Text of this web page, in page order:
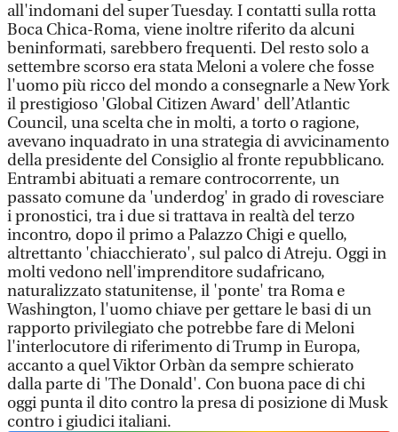
all'indomani del super Tuesday. I contatti sulla rotta
Boca Chica-Roma, viene inoltre riferito da alcuni
beninformati, sarebbero frequenti. Del resto solo a
settembre scorso era stata Meloni a volere che fosse
l'uomo più ricco del mondo a consegnarle a New York
il prestigioso 'Global Citizen Award' dell’Atlantic
Council, una scelta che in molti, a torto o ragione,
avevano inquadrato in una strategia di avvicinamento
della presidente del Consiglio al fronte repubblicano.
Entrambi abituati a remare controcorrente, un
passato comune da 'underdog' in grado di rovesciare
i pronostici, tra i due si trattava in realtà del terzo
incontro, dopo il primo a Palazzo Chigi e quello,
altrettanto 'chiacchierato', sul palco di Atreju. Oggi in
molti vedono nell'imprenditore sudafricano,
naturalizzato statunitense, il 'ponte' tra Roma e
Washington, l'uomo chiave per gettare le basi di un
rapporto privilegiato che potrebbe fare di Meloni
l'interlocutore di riferimento di Trump in Europa,
accanto a quel Viktor Orbàn da sempre schierato
dalla parte di 'The Donald'. Con buona pace di chi
oggi punta il dito contro la presa di posizione di Musk
contro i giudici italiani.